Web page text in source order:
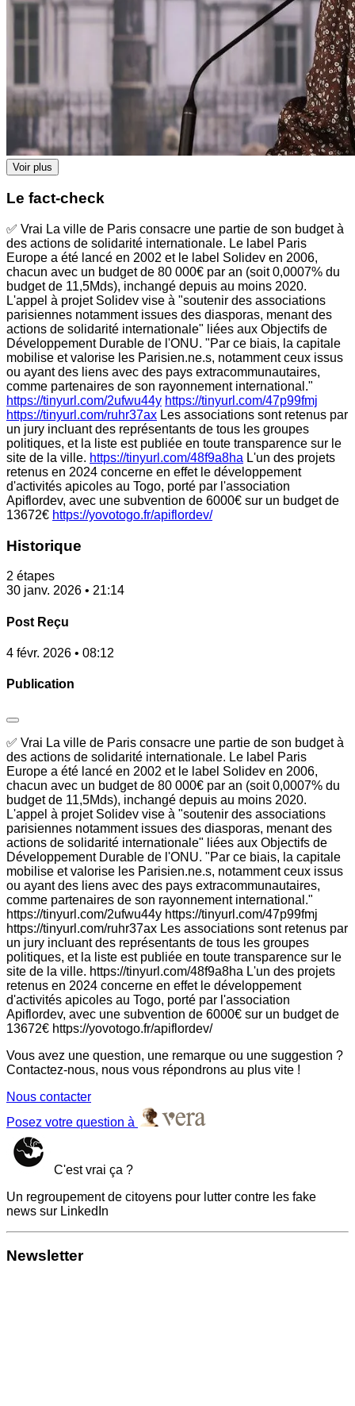
Voir plus
Le fact-check
✅ Vrai La ville de Paris consacre une partie de son budget à
des actions de solidarité internationale. Le label Paris
Europe a été lancé en 2002 et le label Solidev en 2006,
chacun avec un budget de 80 000€ par an (soit 0,0007% du
budget de 11,5Mds), inchangé depuis au moins 2020.
L'appel à projet Solidev vise à "soutenir des associations
parisiennes notamment issues des diasporas, menant des
actions de solidarité internationale" liées aux Objectifs de
Développement Durable de l'ONU. "Par ce biais, la capitale
mobilise et valorise les Parisien.ne.s, notamment ceux issus
ou ayant des liens avec des pays extracommunautaires,
comme partenaires de son rayonnement international."
https://tinyurl.com/2ufwu44y https://tinyurl.com/47p99fmj
https://tinyurl.com/ruhr37ax Les associations sont retenus par
un jury incluant des représentants de tous les groupes
politiques, et la liste est publiée en toute transparence sur le
site de la ville. https://tinyurl.com/48f9a8ha L'un des projets
retenus en 2024 concerne en effet le développement
d'activités apicoles au Togo, porté par l'association
Apiflordev, avec une subvention de 6000€ sur un budget de
13672€ https://yovotogo.fr/apiflordev/
Historique
2 étapes
30 janv. 2026 • 21:14
Post Reçu
4 févr. 2026 • 08:12
Publication
✅ Vrai La ville de Paris consacre une partie de son budget à
des actions de solidarité internationale. Le label Paris
Europe a été lancé en 2002 et le label Solidev en 2006,
chacun avec un budget de 80 000€ par an (soit 0,0007% du
budget de 11,5Mds), inchangé depuis au moins 2020.
L'appel à projet Solidev vise à "soutenir des associations
parisiennes notamment issues des diasporas, menant des
actions de solidarité internationale" liées aux Objectifs de
Développement Durable de l'ONU. "Par ce biais, la capitale
mobilise et valorise les Parisien.ne.s, notamment ceux issus
ou ayant des liens avec des pays extracommunautaires,
comme partenaires de son rayonnement international."
https://tinyurl.com/2ufwu44y https://tinyurl.com/47p99fmj
https://tinyurl.com/ruhr37ax Les associations sont retenus par
un jury incluant des représentants de tous les groupes
politiques, et la liste est publiée en toute transparence sur le
site de la ville. https://tinyurl.com/48f9a8ha L'un des projets
retenus en 2024 concerne en effet le développement
d'activités apicoles au Togo, porté par l'association
Apiflordev, avec une subvention de 6000€ sur un budget de
13672€ https://yovotogo.fr/apiflordev/
Vous avez une question, une remarque ou une suggestion ?
Contactez-nous, nous vous répondrons au plus vite !
Nous contacter
Posez votre question à
C'est vrai ça ?
Un regroupement de citoyens pour lutter contre les fake
news sur LinkedIn
Newsletter